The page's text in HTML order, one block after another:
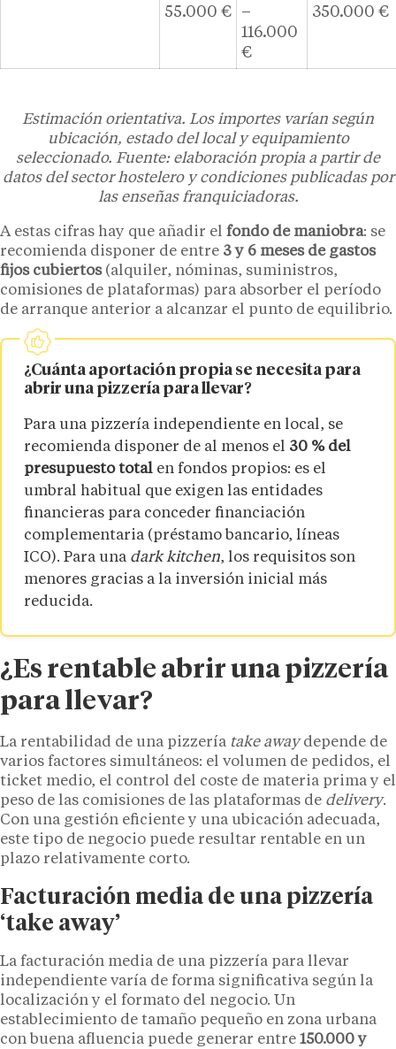
55.000 €
–
116.000
€
350.000 €
Estimación orientativa. Los importes varían según
ubicación, estado del local y equipamiento
seleccionado. Fuente: elaboración propia a partir de
datos del sector hostelero y condiciones publicadas por
las enseñas franquiciadoras.
A estas cifras hay que añadir el fondo de maniobra: se
recomienda disponer de entre 3 y 6 meses de gastos
fijos cubiertos(alquiler, nóminas, suministros,
comisiones de plataformas) para absorber el período
de arranque anterior a alcanzar el punto de equilibrio.
¿Cuánta aportación propia se necesita para
abrir una pizzería para llevar?
Para una pizzería independiente en local, se
recomienda disponer de al menos el 30 % del
presupuesto total en fondos propios: es el
umbral habitual que exigen las entidades
financieras para conceder financiación
complementaria (préstamo bancario, líneas
ICO). Para una dark kitchen, los requisitos son
menores gracias a la inversión inicial más
reducida.
¿Es rentable abrir una pizzería
para llevar?
La rentabilidad de una pizzería take awaydepende de
varios factores simultáneos: el volumen de pedidos, el
ticket medio, el control del coste de materia prima y el
peso de las comisiones de las plataformas de delivery.
Con una gestión eficiente y una ubicación adecuada,
este tipo de negocio puede resultar rentable en un
plazo relativamente corto.
Facturación media de una pizzería
‘take away’
La facturación media de una pizzería para llevar
independiente varía de forma significativa según la
localización y el formato del negocio. Un
establecimiento de tamaño pequeño en zona urbana
con buena afluencia puede generar entre 150.000 y